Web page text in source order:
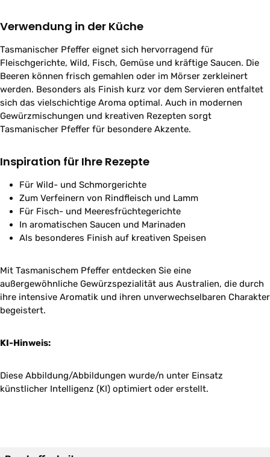
Verwendung in der Küche
Tasmanischer Pfeffer eignet sich hervorragend für
Fleischgerichte, Wild, Fisch, Gemüse und kräftige Saucen. Die
Beeren können frisch gemahlen oder im Mörser zerkleinert
werden. Besonders als Finish kurz vor dem Servieren entfaltet
sich das vielschichtige Aroma optimal. Auch in modernen
Gewürzmischungen und kreativen Rezepten sorgt
Tasmanischer Pfeffer für besondere Akzente.
Inspiration für Ihre Rezepte
Für Wild- und Schmorgerichte
Zum Verfeinern von Rindfleisch und Lamm
Für Fisch- und Meeresfrüchtegerichte
In aromatischen Saucen und Marinaden
Als besonderes Finish auf kreativen Speisen
Mit Tasmanischem Pfeffer entdecken Sie eine
außergewöhnliche Gewürzspezialität aus Australien, die durch
ihre intensive Aromatik und ihren unverwechselbaren Charakter
begeistert.
KI-Hinweis:
Diese Abbildung/Abbildungen wurde/n unter Einsatz
künstlicher Intelligenz (KI) optimiert oder erstellt.